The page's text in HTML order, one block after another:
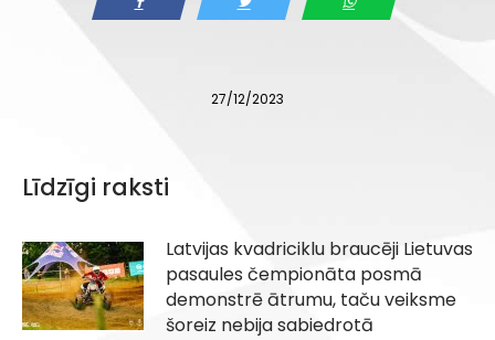
27/12/2023
Līdzīgi raksti
Latvijas kvadriciklu braucēji Lietuvas
pasaules čempionāta posmā
demonstrē ātrumu, taču veiksme
šoreiz nebija sabiedrotā